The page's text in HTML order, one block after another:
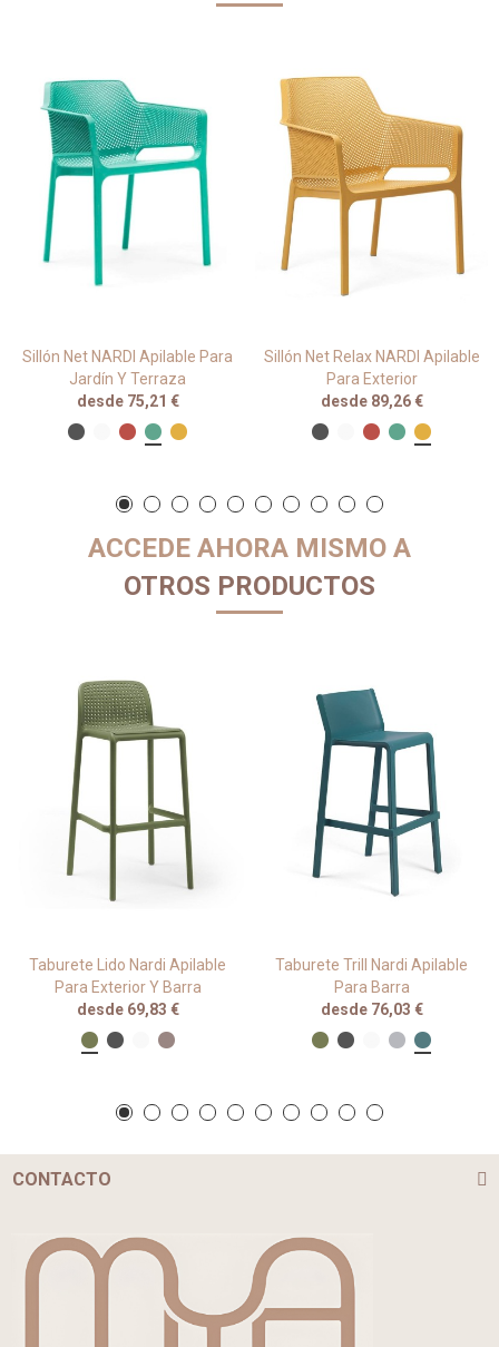
Sillón Net NARDI Apilable Para
Jardín Y Terraza
desde 75,21 €
Sillón Net Relax NARDI Apilable
Para Exterior
desde 89,26 €
ACCEDE AHORA MISMO A
OTROS PRODUCTOS
Taburete Lido Nardi Apilable
Para Exterior Y Barra
desde 69,83 €
Taburete Trill Nardi Apilable
Para Barra
desde 76,03 €
CONTACTO